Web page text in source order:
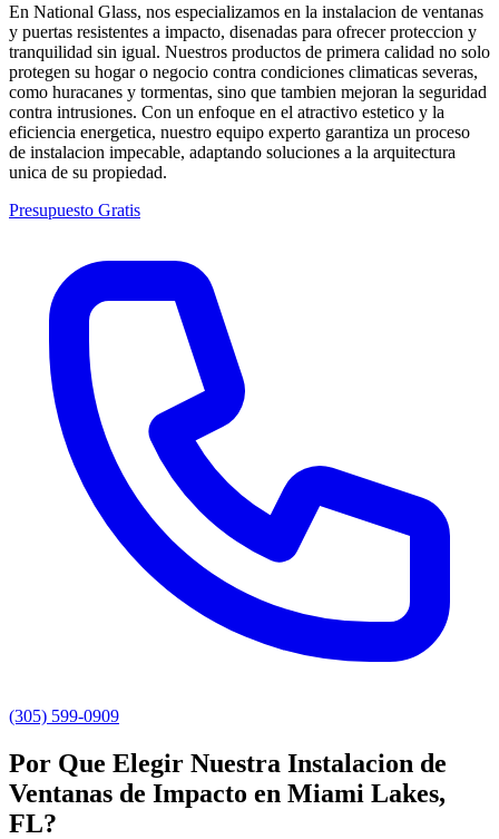
En National Glass, nos especializamos en la instalacion de ventanas
y puertas resistentes a impacto, disenadas para ofrecer proteccion y
tranquilidad sin igual. Nuestros productos de primera calidad no solo
protegen su hogar o negocio contra condiciones climaticas severas,
como huracanes y tormentas, sino que tambien mejoran la seguridad
contra intrusiones. Con un enfoque en el atractivo estetico y la
eficiencia energetica, nuestro equipo experto garantiza un proceso
de instalacion impecable, adaptando soluciones a la arquitectura
unica de su propiedad.
Presupuesto Gratis
(305) 599-0909
Por Que Elegir Nuestra Instalacion de
Ventanas de Impacto en Miami Lakes,
FL?